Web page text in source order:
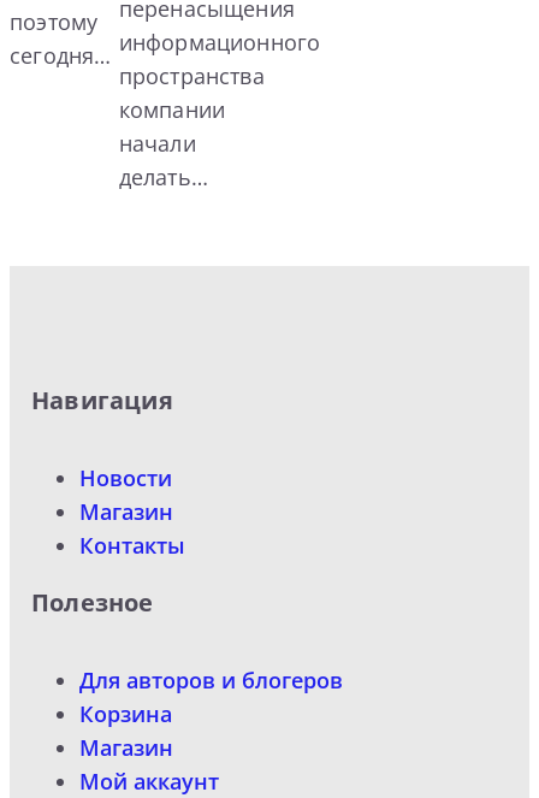
поэтому
сегодня…
перенасыщения
информационного
пространства
компании
начали
делать…
Навигация
Новости
Магазин
Контакты
Полезное
Для авторов и блогеров
Корзина
Магазин
Мой аккаунт